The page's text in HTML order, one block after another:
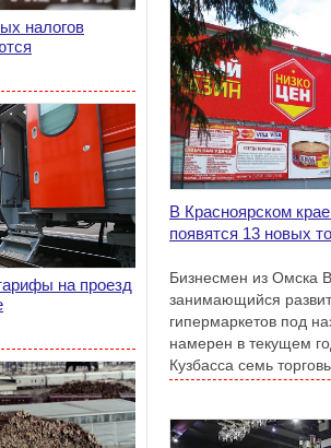
налогов
на проезд
В Красноярском
появятся 13 новых
Бизнесмен из Омска
занимающийся
гипермаркетов под
намерен в текущем
Кузбасса семь